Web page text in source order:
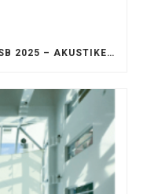
AKUSTIKKOMPETENZ AUF DER FSB 2025 – AKUSTIKELEMENTE FÜR DIE LEBENSRÄUME VON MORGEN